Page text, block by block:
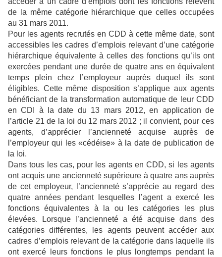
de la même catégorie hiérarchique que celles occupées
au 31 mars 2011.
Pour les agents recrutés en CDD à cette même date, sont
accessibles les cadres d’emplois relevant d’une catégorie
hiérarchique équivalente à celles des fonctions qu’ils ont
exercées pendant une durée de quatre ans en équivalent
temps plein chez l’employeur auprès duquel ils sont
éligibles. Cette même disposition s’applique aux agents
bénéficiant de la transformation automatique de leur CDD
en CDI à la date du 13 mars 2012, en application de
l’article 21 de la loi du 12 mars 2012 ; il convient, pour ces
agents, d’apprécier l’ancienneté acquise auprès de
l’employeur qui les «cédéise» à la date de publication de
la loi.
Dans tous les cas, pour les agents en CDD, si les agents
ont acquis une ancienneté supérieure à quatre ans auprès
de cet employeur, l’ancienneté s’apprécie au regard des
quatre années pendant lesquelles l’agent a exercé les
fonctions équivalentes à la ou les catégories les plus
élevées. Lorsque l’ancienneté a été acquise dans des
catégories différentes, les agents peuvent accéder aux
cadres d’emplois relevant de la catégorie dans laquelle ils
ont exercé leurs fonctions le plus longtemps pendant la